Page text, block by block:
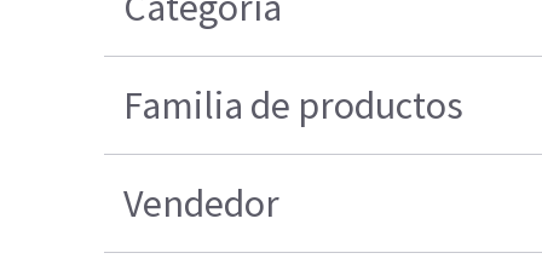
Familia de productos
Vendedor